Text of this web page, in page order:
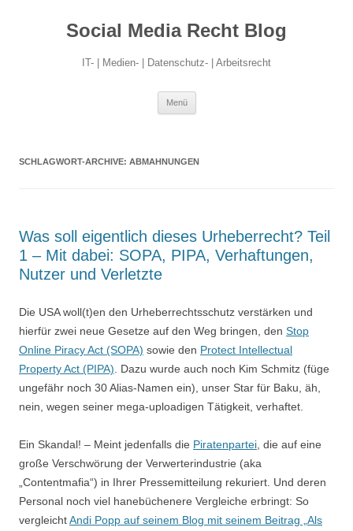
Social Media Recht Blog
IT- | Medien- | Datenschutz- | Arbeitsrecht
Menü
SCHLAGWORT-ARCHIVE: ABMAHNUNGEN
Was soll eigentlich dieses Urheberrecht? Teil
1 – Mit dabei: SOPA, PIPA, Verhaftungen,
Nutzer und Verletzte
Die USA woll(t)en den Urheberrechtsschutz verstärken und
hierfür zwei neue Gesetze auf den Weg bringen, den Stop
Online Piracy Act (SOPA) sowie den Protect Intellectual
Property Act (PIPA) . Dazu wurde auch noch Kim Schmitz (füge
ungefähr noch 30 Alias-Namen ein), unser Star für Baku, äh,
nein, wegen seiner mega-uploadigen Tätigkeit, verhaftet.
Ein Skandal! – Meint jedenfalls die Piratenpartei , die auf eine
große Verschwörung der Verwerterindustrie (aka
„Contentmafia“) in Ihrer Pressemitteilung rekuriert. Und deren
Personal noch viel hanebüchenere Vergleiche erbringt: So
vergleichtAndi Popp auf seinem Blog mit seinem Beitrag „Als